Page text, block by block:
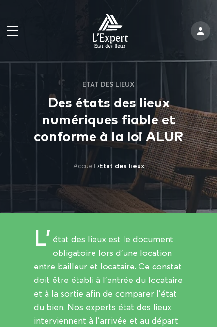
ETAT DES LIEUX
Des états des lieux
numériques fiable et
conforme à la loi ALUR
Accueil ›Etat des lieux
L’ état des lieux est le document
obligatoire lors d’une location
entre bailleur et locataire. Ce constat
doit être établi à l’entrée du locataire
et à la sortie afin de comparer l’état
du bien. Nos experts état des lieux
interviennent à l’arrivée et au départ